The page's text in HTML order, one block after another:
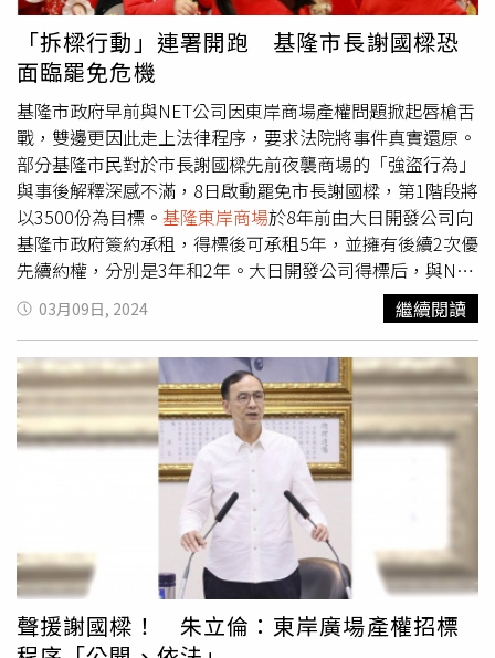
類別屬交通建設，契約亦明訂另將1樓商場及頂樓廣場委託
經營，係為附屬事業，該案於105年經該市府核定增建2樓
至4樓商場，屬附屬事業之增建，非屬促參法所訂「政府現
有建設」之增建、改建及修建，爰該案並無促參法所稱ROT
案之適用，亦無OT案轉為ROT案之情形。第三：財政部尊
重主辦機關權責，無包庇之情形。基隆市政府於105年9月9
日函請財政部推動促參司就「民間機構得否依招商文件及投
資契約規範於履約期間增加投資」一節釋疑，因依促參法第
12條規定「主辦機關與民間機構之權利義務，除促參法另有
規定外，依投資契約之約定」，爰該案既無OT案轉為ROT
案適用之虞，財政部推動促參司基於尊重主辦機關權責，請
該市府依據投資契約約定，本權責核處，並無疑義，無報載
所稱「由地方首長依個案判斷」，亦無外界所稱包庇之情
事。第四：附屬事業之增建應依投資契約約定及程序辦理。
基隆市東岸停車場案自始為OT案，至於得否增建商場作為
附屬事業，應由主辦機關及民間機構依投資契約約定及程序
辦理。
「拆樑行動」連署開跑 基隆市長謝國樑恐
面臨罷免危機
基隆市政府早前與NET公司因東岸商場產權問題掀起唇槍舌
戰，雙邊更因此走上法律程序，要求法院將事件真實還原。
部分基隆市民對於市長謝國樑先前夜襲商場的「強盜行為」
與事後解釋深感不滿，8日啟動罷免市長謝國樑，第1階段將
以3500份為目標。 基隆東岸商場於8年前由大日開發公司向
基隆市政府簽約承租，得標後可承租5年，並擁有後續2次優
先續約權，分別是3年和2年。大日開發公司得標后，與NET
簽下一份長達10年的合約，期間大日開發公司自身經營地下
停車場部分，將1樓出租NET，自己則經營B1到B4的停車
場。2023年約滿時，經基隆市政府重新招標由微風集團在2
月1日進駐接手。不過，NET主張擁有2至4樓的產權建物產
權，基隆市政府只擁有地下4樓到地上1樓的產權，雙方各執
一詞。市府更在凌晨出動鎖匠用電鋸鋸開門鎖、換鎖，引發
NET提起法律訴訟，部分民衆對此批評基隆市政府企圖隻手
遮天，愚弄民眾。「山海公民拆樑行動」表示，基隆市政府
夥同警員，未持有任何法院文件下，破壞鎖頭強行進入建
物。這種視法律為無物的行為，造成衆多紛擾，在疑慮浮出
水面受到民間檢視時，謝國樑不但沒有辦法向民眾解釋各項
疑慮，還在拒絕民眾「公評」之事，下架公開文件，封鎖民
眾「知」的權力，今天起開始罷免謝國樑的行動，邀請社會
大眾一同參與，並持續關注這場合法、合情、合理的公民行
03月09日, 2024 繼續閱讀
聲援謝國樑！ 朱立倫：東岸廣場產權招標